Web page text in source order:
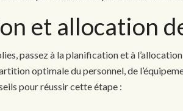
et allocation
passez à la planification et à
optimale du personnel, de
pour réussir cette étape :